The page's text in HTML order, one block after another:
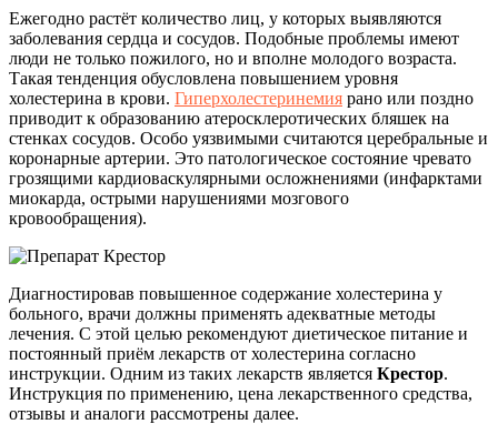
Ежегодно растёт количество лиц, у которых выявляются
заболевания сердца и сосудов. Подобные проблемы имеют
люди не только пожилого, но и вполне молодого возраста.
Такая тенденция обусловлена повышением уровня
холестерина в крови. Гиперхолестеринемия рано или поздно
приводит к образованию атеросклеротических бляшек на
стенках сосудов. Особо уязвимыми считаются церебральные и
коронарные артерии. Это патологическое состояние чревато
грозящими кардиоваскулярными осложнениями (инфарктами
миокарда, острыми нарушениями мозгового
кровообращения).
Диагностировав повышенное содержание холестерина у
больного, врачи должны применять адекватные методы
лечения. С этой целью рекомендуют диетическое питание и
постоянный приём лекарств от холестерина согласно
инструкции. Одним из таких лекарств является Крестор.
Инструкция по применению, цена лекарственного средства,
отзывы и аналоги рассмотрены далее.